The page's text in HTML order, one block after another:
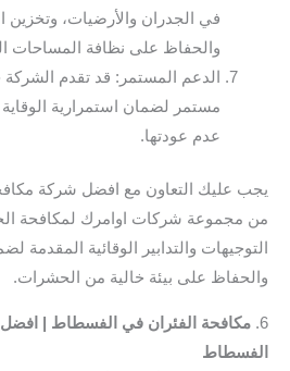
في الجدران والأرضيات،
والحفاظ على نظافة المساحات
الدعم المستمر: قد تقدم
مستمر لضمان استمرارية
عدم عودتها.
يجب عليك التعاون مع افضل شركة
من مجموعة شركات اوامرك لمكافحة
التوجيهات والتدابير الوقائية المقدمة
والحفاظ على بيئة خالية من الحشرات.
6. مكافحة الفئران في الفسطاط |
الفسطاط